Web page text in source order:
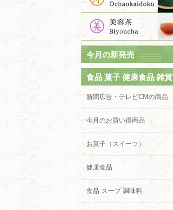
今月の新発売
食品 菓子 健康食品 雑貨
新聞広告・テレビCMの商品
今月のお買い得商品
お菓子（スイーツ）
健康食品
食品 スープ 調味料